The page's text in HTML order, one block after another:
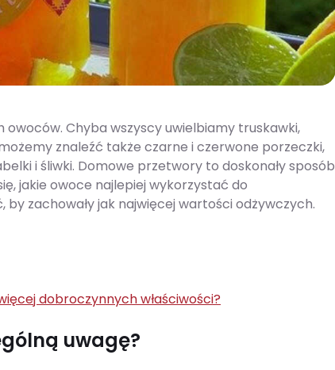
Chyba wszyscy uwielbiamy truskawki,
znaleźć także czarne i czerwone porzeczki,
i śliwki. Domowe przetwory to doskonały sposób
jakie owoce najlepiej wykorzystać do
zachowały jak najwięcej wartości odżywczych.
dobroczynnych właściwości?
uwagę?